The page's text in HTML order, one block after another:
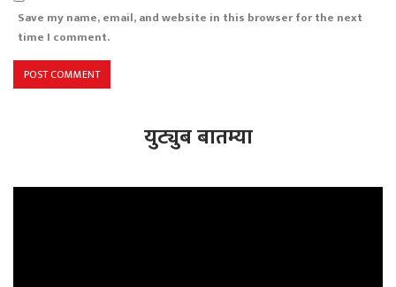
Save my name, email, and website in this browser for the next
time I comment.
युट्युब बातम्या